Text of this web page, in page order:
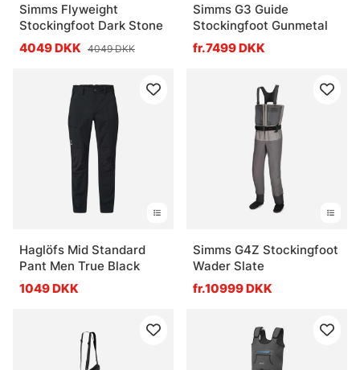
Simms Flyweight
Stockingfoot Dark Stone
4049 DKK 4049 DKK
Simms G3 Guide
Stockingfoot Gunmetal
fr.7499 DKK
Haglöfs Mid Standard
Pant Men True Black
1049 DKK
Simms G4Z Stockingfoot
Wader Slate
fr.10999 DKK